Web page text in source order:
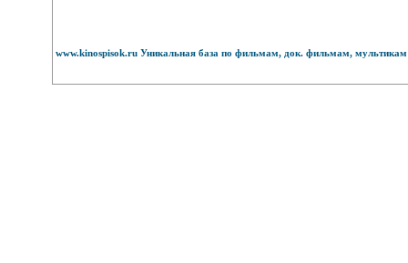
www.kinospisok.ru Уникальная база по фильмам, док. фильмам,